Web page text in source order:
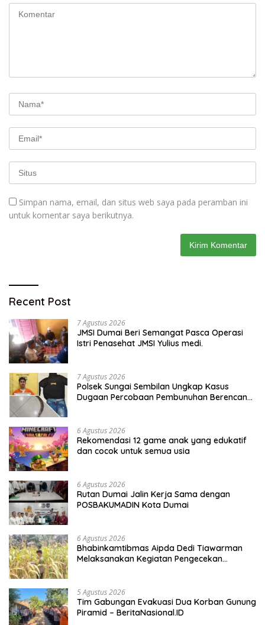
Simpan nama, email, dan situs web saya pada peramban ini
untuk komentar saya berikutnya.
Recent Post
7 Agustus 2026
JMSI Dumai Beri Semangat Pasca Operasi
Istri Penasehat JMSI Yulius medi.
7 Agustus 2026
Polsek Sungai Sembilan Ungkap Kasus
Dugaan Percobaan Pembunuhan Berencana,
6 Agustus 2026
Rekomendasi 12 game anak yang edukatif
dan cocok untuk semua usia
6 Agustus 2026
Rutan Dumai Jalin Kerja Sama dengan
POSBAKUMADIN Kota Dumai
6 Agustus 2026
Bhabinkamtibmas Aipda Dedi Tiawarman
Melaksanakan Kegiatan Pengecekan
5 Agustus 2026
Tim Gabungan Evakuasi Dua Korban Gunung
Piramid – BeritaNasional.ID